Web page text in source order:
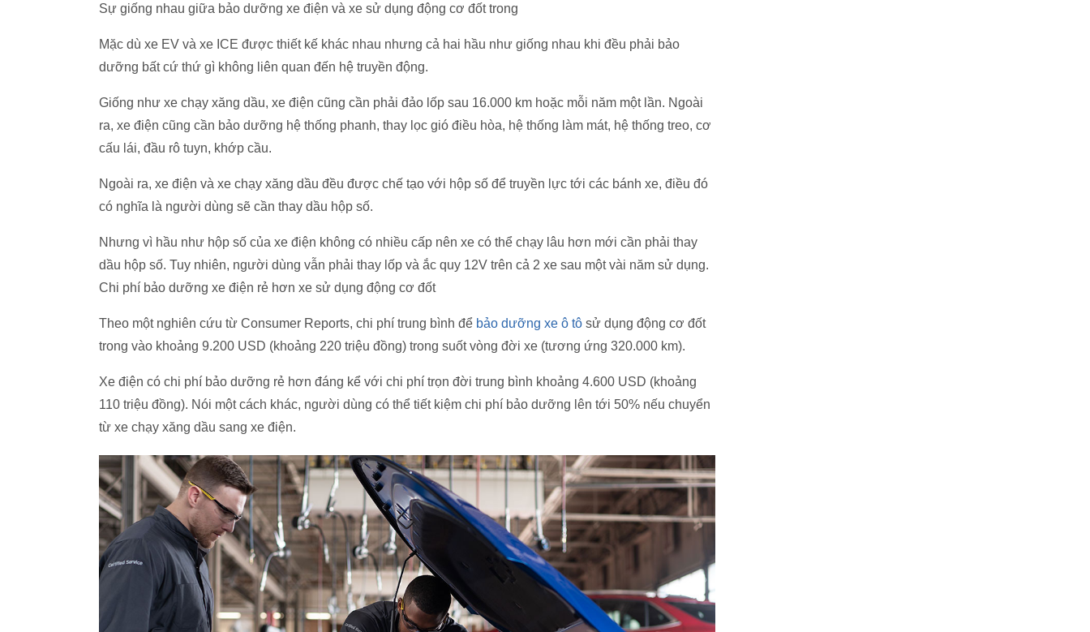
Sự giống nhau giữa bảo dưỡng xe điện và xe sử dụng động cơ đốt trong
Mặc dù xe EV và xe ICE được thiết kế khác nhau nhưng cả hai hầu như giống nhau khi đều phải bảo
dưỡng bất cứ thứ gì không liên quan đến hệ truyền động.
Giống như xe chạy xăng dầu, xe điện cũng cần phải đảo lốp sau 16.000 km hoặc mỗi năm một lần. Ngoài
ra, xe điện cũng cần bảo dưỡng hệ thống phanh, thay lọc gió điều hòa, hệ thống làm mát, hệ thống treo, cơ
cấu lái, đầu rô tuyn, khớp cầu.
Ngoài ra, xe điện và xe chạy xăng dầu đều được chế tạo với hộp số để truyền lực tới các bánh xe, điều đó
có nghĩa là người dùng sẽ cần thay dầu hộp số.
Nhưng vì hầu như hộp số của xe điện không có nhiều cấp nên xe có thể chạy lâu hơn mới cần phải thay
dầu hộp số. Tuy nhiên, người dùng vẫn phải thay lốp và ắc quy 12V trên cả 2 xe sau một vài năm sử dụng.
Chi phí bảo dưỡng xe điện rẻ hơn xe sử dụng động cơ đốt
Theo một nghiên cứu từ Consumer Reports, chi phí trung bình để bảo dưỡng xe ô tô sử dụng động cơ đốt
trong vào khoảng 9.200 USD (khoảng 220 triệu đồng) trong suốt vòng đời xe (tương ứng 320.000 km).
Xe điện có chi phí bảo dưỡng rẻ hơn đáng kể với chi phí trọn đời trung bình khoảng 4.600 USD (khoảng
110 triệu đồng). Nói một cách khác, người dùng có thể tiết kiệm chi phí bảo dưỡng lên tới 50% nếu chuyển
từ xe chạy xăng dầu sang xe điện.